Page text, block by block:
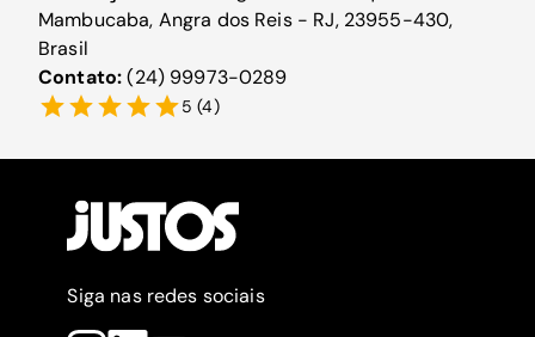
Mambucaba, Angra dos Reis - RJ, 23955-430,
Brasil
Contato:(24) 99973-0289
5 (4)
Siga nas redes sociais